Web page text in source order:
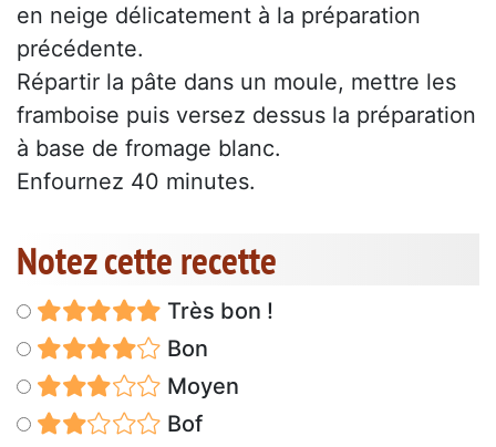
en neige délicatement à la préparation
précédente.
Répartir la pâte dans un moule, mettre les
framboise puis versez dessus la préparation
à base de fromage blanc.
Enfournez 40 minutes.
Notez cette recette
Très bon !
Bon
Moyen
Bof